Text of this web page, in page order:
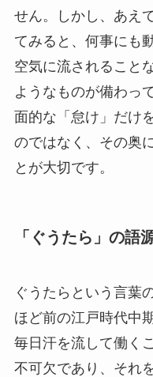
せん。しかし、あえ
てみると、何事にも
空気に流されること
ようなものが備わっ
面的な「怠け」だけ
のではなく、その奥
とが大切です。
「ぐうたら」の語
ぐうたらという言葉
ほど前の江戸時代中
毎日汗を流して働く
不可欠であり、それ